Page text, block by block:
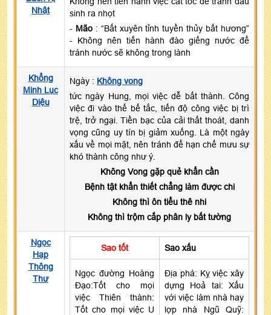
Nhật
sinh ra nhọt
- Mão: “Bất xuyên tỉnh tuyền thủy bất hương”
- Không nên tiến hành đào giếng nước để
tránh nước sẽ không trong lành
Khổng
Minh Lục
Diệu
Ngày : Không vong
tức ngày Hung, mọi việc dễ bất thành. Công
việc đi vào thế bế tắc, tiến độ công việc bị trì
trệ, trở ngại. Tiền bạc của cải thất thoát, danh
vọng cũng uy tín bị giảm xuống. Là một ngày
xấu về mọi mặt, nên tránh để hạn chế mưu sự
khó thành công như ý.
Không Vong gặp quẻ khẩn cần
Bệnh tật khẩn thiết chẳng làm được chi
Không thì ôn tiểu thê nhi
Không thì trộm cắp phân ly bất tường
Ngọc
Hạp
Thông
Thư
Sao tốt Sao xấu
Ngọc đường Hoàng
Đạo:Tốt cho mọi
việc Thiên thành:
Tốt cho mọi việc U
Địa phá: Kỵ việc xây
dựng Hoả tai: Xấu
với việc làm nhà hay
lợp nhà Ngũ Quỹ: